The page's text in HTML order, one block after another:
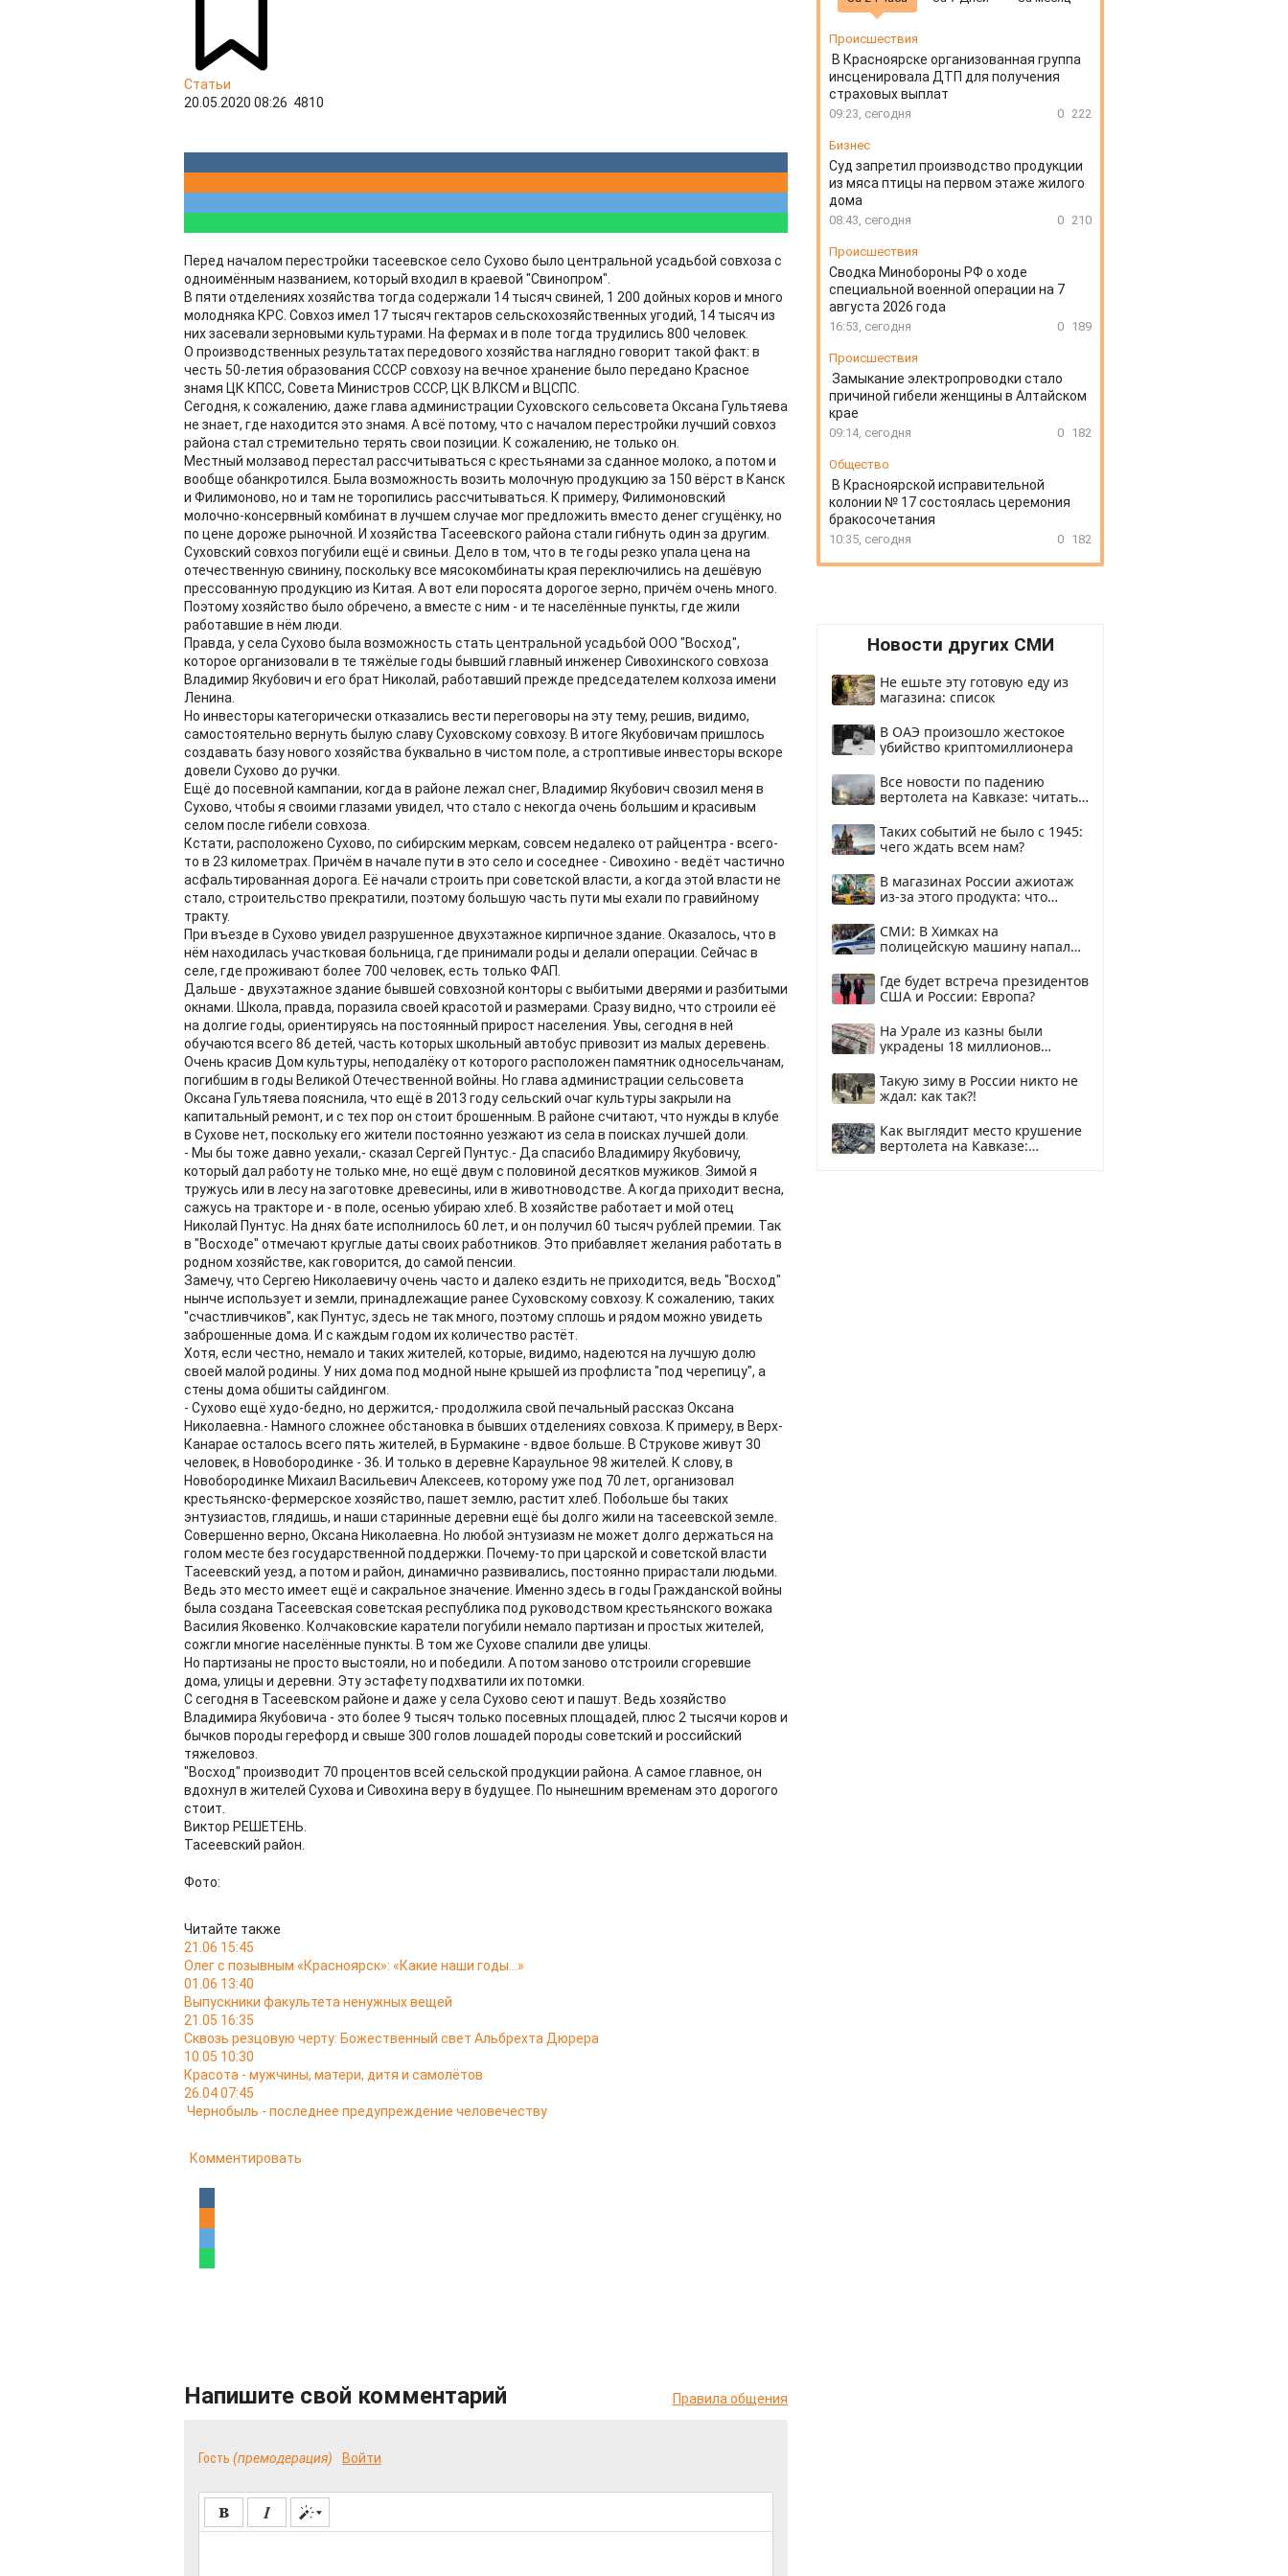
Статьи
20.05.2020 08:26 4810
Перед началом перестройки тасеевское село Сухово было центральной усадьбой совхоза с
одноимённым названием, который входил в краевой "Свинопром".
В пяти отделениях хозяйства тогда содержали 14 тысяч свиней, 1 200 дойных коров и много
молодняка КРС. Совхоз имел 17 тысяч гектаров сельскохозяйственных угодий, 14 тысяч из
них засевали зерновыми культурами. На фермах и в поле тогда трудились 800 человек.
О производственных результатах передового хозяйства наглядно говорит такой факт: в
честь 50-летия образования СССР совхозу на вечное хранение было передано Красное
знамя ЦК КПСС, Совета Министров СССР, ЦК ВЛКСМ и ВЦСПС.
Сегодня, к сожалению, даже глава администрации Суховского сельсовета Оксана Гультяева
не знает, где находится это знамя. А всё потому, что с началом перестройки лучший совхоз
района стал стремительно терять свои позиции. К сожалению, не только он.
Местный молзавод перестал рассчитываться с крестьянами за сданное молоко, а потом и
вообще обанкротился. Была возможность возить молочную продукцию за 150 вёрст в Канск
и Филимоново, но и там не торопились рассчитываться. К примеру, Филимоновский
молочно-консервный комбинат в лучшем случае мог предложить вместо денег сгущёнку, но
по цене дороже рыночной. И хозяйства Тасеевского района стали гибнуть один за другим.
Суховский совхоз погубили ещё и свиньи. Дело в том, что в те годы резко упала цена на
отечественную свинину, поскольку все мясокомбинаты края переключились на дешёвую
прессованную продукцию из Китая. А вот ели поросята дорогое зерно, причём очень много.
Поэтому хозяйство было обречено, а вместе с ним - и те населённые пункты, где жили
работавшие в нём люди.
Правда, у села Сухово была возможность стать центральной усадьбой ООО "Восход",
которое организовали в те тяжёлые годы бывший главный инженер Сивохинского совхоза
Владимир Якубович и его брат Николай, работавший прежде председателем колхоза имени
Ленина.
Но инвесторы категорически отказались вести переговоры на эту тему, решив, видимо,
самостоятельно вернуть былую славу Суховскому совхозу. В итоге Якубовичам пришлось
создавать базу нового хозяйства буквально в чистом поле, а строптивые инвесторы вскоре
довели Сухово до ручки.
Ещё до посевной кампании, когда в районе лежал снег, Владимир Якубович свозил меня в
Сухово, чтобы я своими глазами увидел, что стало с некогда очень большим и красивым
селом после гибели совхоза.
Кстати, расположено Сухово, по сибирским меркам, совсем недалеко от райцентра - всего-
то в 23 километрах. Причём в начале пути в это село и соседнее - Сивохино - ведёт частично
асфальтированная дорога. Её начали строить при советской власти, а когда этой власти не
стало, строительство прекратили, поэтому большую часть пути мы ехали по гравийному
тракту.
При въезде в Сухово увидел разрушенное двухэтажное кирпичное здание. Оказалось, что в
нём находилась участковая больница, где принимали роды и делали операции. Сейчас в
селе, где проживают более 700 человек, есть только ФАП.
Дальше - двухэтажное здание бывшей совхозной конторы с выбитыми дверями и разбитыми
окнами. Школа, правда, поразила своей красотой и размерами. Сразу видно, что строили её
на долгие годы, ориентируясь на постоянный прирост населения. Увы, сегодня в ней
обучаются всего 86 детей, часть которых школьный автобус привозит из малых деревень.
Очень красив Дом культуры, неподалёку от которого расположен памятник односельчанам,
погибшим в годы Великой Отечественной войны. Но глава администрации сельсовета
Оксана Гультяева пояснила, что ещё в 2013 году сельский очаг культуры закрыли на
капитальный ремонт, и с тех пор он стоит брошенным. В районе считают, что нужды в клубе
в Сухове нет, поскольку его жители постоянно уезжают из села в поисках лучшей доли.
- Мы бы тоже давно уехали,- сказал Сергей Пунтус.- Да спасибо Владимиру Якубовичу,
который дал работу не только мне, но ещё двум с половиной десятков мужиков. Зимой я
тружусь или в лесу на заготовке древесины, или в животноводстве. А когда приходит весна,
сажусь на тракторе и - в поле, осенью убираю хлеб. В хозяйстве работает и мой отец
Николай Пунтус. На днях бате исполнилось 60 лет, и он получил 60 тысяч рублей премии. Так
в "Восходе" отмечают круглые даты своих работников. Это прибавляет желания работать в
родном хозяйстве, как говорится, до самой пенсии.
Замечу, что Сергею Николаевичу очень часто и далеко ездить не приходится, ведь "Восход"
нынче использует и земли, принадлежащие ранее Суховскому совхозу. К сожалению, таких
"счастливчиков", как Пунтус, здесь не так много, поэтому сплошь и рядом можно увидеть
заброшенные дома. И с каждым годом их количество растёт.
Хотя, если честно, немало и таких жителей, которые, видимо, надеются на лучшую долю
своей малой родины. У них дома под модной ныне крышей из профлиста "под черепицу", а
стены дома обшиты сайдингом.
- Сухово ещё худо-бедно, но держится,- продолжила свой печальный рассказ Оксана
Николаевна.- Намного сложнее обстановка в бывших отделениях совхоза. К примеру, в Верх-
Канарае осталось всего пять жителей, в Бурмакине - вдвое больше. В Струкове живут 30
человек, в Новобородинке - 36. И только в деревне Караульное 98 жителей. К слову, в
Новобородинке Михаил Васильевич Алексеев, которому уже под 70 лет, организовал
крестьянско-фермерское хозяйство, пашет землю, растит хлеб. Побольше бы таких
энтузиастов, глядишь, и наши старинные деревни ещё бы долго жили на тасеевской земле.
Совершенно верно, Оксана Николаевна. Но любой энтузиазм не может долго держаться на
голом месте без государственной поддержки. Почему-то при царской и советской власти
Тасеевский уезд, а потом и район, динамично развивались, постоянно прирастали людьми.
Ведь это место имеет ещё и сакральное значение. Именно здесь в годы Гражданской войны
была создана Тасеевская советская республика под руководством крестьянского вожака
Василия Яковенко. Колчаковские каратели погубили немало партизан и простых жителей,
сожгли многие населённые пункты. В том же Сухове спалили две улицы.
Но партизаны не просто выстояли, но и победили. А потом заново отстроили сгоревшие
дома, улицы и деревни. Эту эстафету подхватили их потомки.
С сегодня в Тасеевском районе и даже у села Сухово сеют и пашут. Ведь хозяйство
Владимира Якубовича - это более 9 тысяч только посевных площадей, плюс 2 тысячи коров и
бычков породы герефорд и свыше 300 голов лошадей породы советский и российский
тяжеловоз.
"Восход" производит 70 процентов всей сельской продукции района. А самое главное, он
вдохнул в жителей Сухова и Сивохина веру в будущее. По нынешним временам это дорогого
стоит.
Виктор РЕШЕТЕНЬ.
Тасеевский район.
Фото:
Читайте также
21.06 15:45
Олег с позывным «Красноярск»: «Какие наши годы…»
01.06 13:40
Выпускники факультета ненужных вещей
21.05 16:35
Сквозь резцовую черту: Божественный свет Альбрехта Дюрера
10.05 10:30
Красота - мужчины, матери, дитя и самолётов
26.04 07:45
Чернобыль - последнее предупреждение человечеству
Комментировать
Напишите свой комментарий Правила общения
Гость (премодерация) Войти
Происшествия
В Красноярске организованная группа
инсценировала ДТП для получения
страховых выплат
09:23, сегодня 0 222
Бизнес
Суд запретил производство продукции
из мяса птицы на первом этаже жилого
дома
08:43, сегодня 0 210
Происшествия
Сводка Минобороны РФ о ходе
специальной военной операции на 7
августа 2026 года
16:53, сегодня 0 189
Происшествия
Замыкание электропроводки стало
причиной гибели женщины в Алтайском
крае
09:14, сегодня 0 182
Общество
В Красноярской исправительной
колонии № 17 состоялась церемония
бракосочетания
10:35, сегодня 0 182
Новости других СМИ
Не ешьте эту готовую еду из
магазина: список
В ОАЭ произошло жестокое
убийство криптомиллионера
Все новости по падению
вертолета на Кавказе: читать
Таких событий не было с 1945:
чего ждать всем нам?
В магазинах России ажиотаж
из-за этого продукта: что
СМИ: В Химках на
полицейскую машину напали
Где будет встреча президентов
США и России: Европа?
На Урале из казны были
украдены 18 миллионов
Такую зиму в России никто не
ждал: как так?!
Как выглядит место крушение
вертолета на Кавказе: